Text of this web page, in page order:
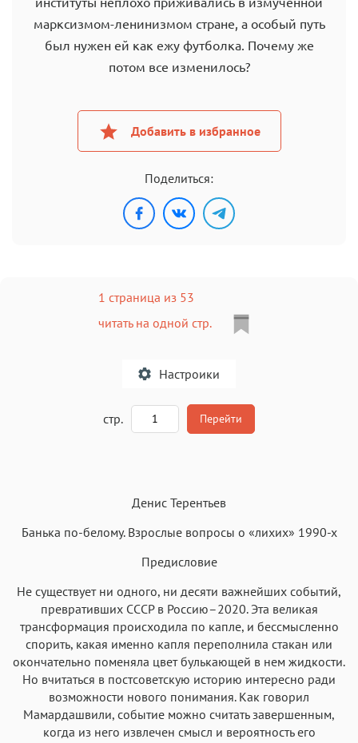
марксизмом-ленинизмом стране, а особый путь
был нужен ей как ежу футболка. Почему же
потом все изменилось?
Добавить в избранное
Поделиться:
1 страница из 53
читать на одной стр.
Настроики
Аа
Roboto
Аа
Garamond
Аа
Fira Sans
Аа
Times
Аа
Iowan
Аа
San Francisco Аа
SF Serif Аа
New York
Аа
Helvetica Neue
Аа
Arial Аа
Georgia
Аа
Times New Roman
стр. Перейти
Денис Терентьев
Банька по-белому. Взрослые вопросы о «лихих» 1990-х
Предисловие
Не существует ни одного, ни десяти важнейших событий,
превративших СССР в Россию–2020. Эта великая
трансформация происходила по капле, и бессмысленно
спорить, какая именно капля переполнила стакан или
окончательно поменяла цвет булькающей в нем жидкости.
Но вчитаться в постсоветскую историю интересно ради
возможности нового понимания. Как говорил
Мамардашвили, событие можно считать завершенным,
когда из него извлечен смысл и вероятность его